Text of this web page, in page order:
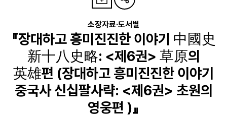
소장자료·도서별
『장대하고 흥미진진한 이야기 中國史
新十八史略: <제6권> 草原의
英雄편 (장대하고 흥미진진한 이야기
중국사 신십팔사략: <제6권> 초원의
영웅편 )』